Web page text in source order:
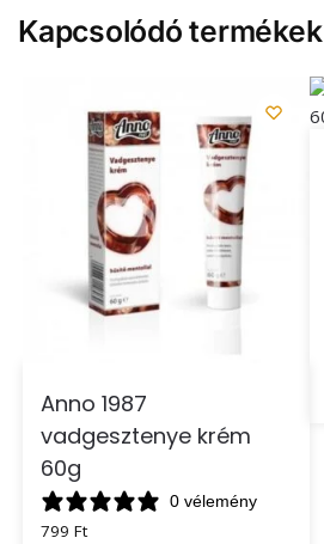
Kapcsolódó termékek
Anno 1987
vadgesztenye krém
60g
0 vélemény
799 Ft